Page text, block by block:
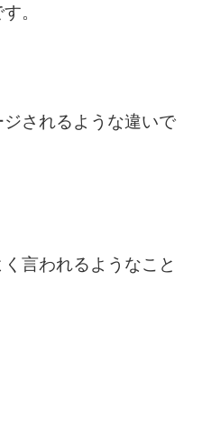
。
されるような違いで
言われるようなこと